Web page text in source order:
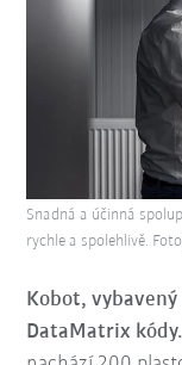
Kobot,
DataMatrix kódy.
Snadná a účinná
rychle a spolehlivě.